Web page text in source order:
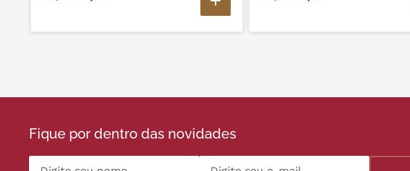
Fique por dentro das novidades